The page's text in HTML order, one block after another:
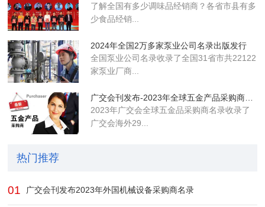
了解全国有多少调味品经销商？各省市县有多
少食品经销...
2024年全国2万多家泵业公司名录出版发行
全国泵业公司名录收录了全国31省市共22122
家泵业厂商...
2023年广交会全球五金品采购商名录收录了
广交会海外29...
热门推荐
01 广交会刊发布2023年外国机械设备采购商名录